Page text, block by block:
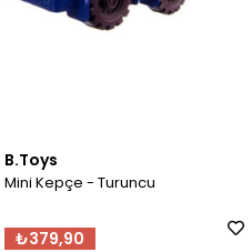
B.Toys
Mini Kepçe - Turuncu
₺379,90